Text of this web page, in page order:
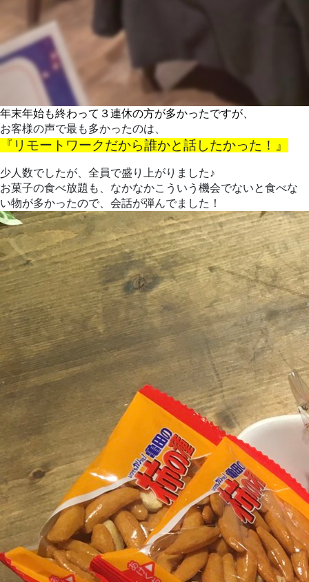
年末年始も終わって３連休の方が多かったですが、
お客様の声で最も多かったのは、
『リモートワークだから誰かと話したかった！』
少人数でしたが、全員で盛り上がりました♪
お菓子の食べ放題も、なかなかこういう機会でないと食べな
い物が多かったので、会話が弾んでました！